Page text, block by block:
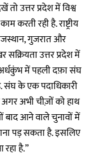
उत्तर प्रदेश में विश्व
करती रही है. राष्ट्रीय
गुजरात और
सक्रियता उत्तर प्रदेश में
में पहली दफ़ा संघ
के एक पदाधिकारी
अभी चीज़ों को हाथ
बाद आने वाले चुनावों में
पड़ सकता है. इसलिए
है.”